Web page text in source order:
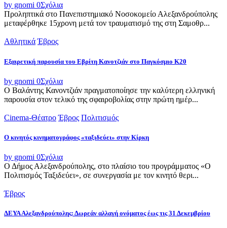
by gnomi 0Σχόλια
Προληπτικά στο Πανεπιστημιακό Νοσοκομείο Αλεξανδρούπολης
μεταφέρθηκε 15χρονη μετά τον τραυματισμό της στη Σαμοθρ...
Αθλητικά Έβρος
Εξαιρετική παρουσία του Εβρίτη Κανοτζιάν στο Παγκόσμιο Κ20
by gnomi 0Σχόλια
Ο Βαλάντης Κανοντζιάν πραγματοποίησε την καλύτερη ελληνική
παρουσία στον τελικό της σφαιροβολίας στην πρώτη ημέρ...
Cinema-Θέατρο Έβρος Πολιτισμός
Ο κινητός κινηματογράφος «ταξιδεύει» στην Κίρκη
by gnomi 0Σχόλια
Ο Δήμος Αλεξανδρούπολης, στο πλαίσιο του προγράμματος «Ο
Πολιτισμός Ταξιδεύει», σε συνεργασία με τον κινητό θερι...
Έβρος
ΔΕΥΑ Αλεξανδρούπολης: Δωρεάν αλλαγή ονόματος έως τις 31 Δεκεμβρίου